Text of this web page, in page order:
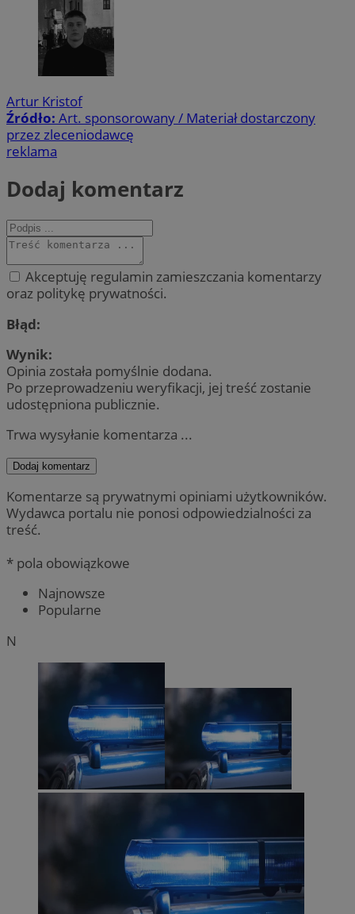
Artur Kristof
Źródło: Art. sponsorowany / Materiał dostarczony
przez zleceniodawcę
reklama
Dodaj komentarz
Akceptuję regulamin zamieszczania komentarzy
oraz politykę prywatności.
Błąd:
Wynik:
Opinia została pomyślnie dodana.
Po przeprowadzeniu weryfikacji, jej treść zostanie
udostępniona publicznie.
Trwa wysyłanie komentarza ...
Dodaj komentarz
Komentarze są prywatnymi opiniami użytkowników.
Wydawca portalu nie ponosi odpowiedzialności za
treść.
* pola obowiązkowe
Najnowsze
Popularne
N